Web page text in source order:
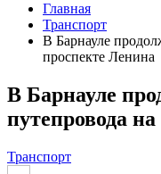
Главная
Транспорт
В Барнауле
проспекте Ленина
В Барнауле
путепровода
Транспорт